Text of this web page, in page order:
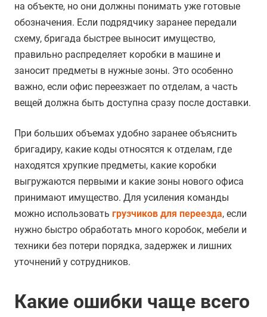
на объекте, но они должны понимать уже готовые
обозначения. Если подрядчику заранее передали
схему, бригада быстрее выносит имущество,
правильно распределяет коробки в машине и
заносит предметы в нужные зоны. Это особенно
важно, если офис переезжает по отделам, а часть
вещей должна быть доступна сразу после доставки.
При больших объемах удобно заранее объяснить
бригадиру, какие коды относятся к отделам, где
находятся хрупкие предметы, какие коробки
выгружаются первыми и какие зоны нового офиса
принимают имущество. Для усиления команды
можно использовать грузчиков для переезда, если
нужно быстро обработать много коробок, мебели и
техники без потери порядка, задержек и лишних
уточнений у сотрудников.
Какие ошибки чаще всего